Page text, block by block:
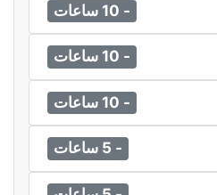
- 10 ساعات
- 10 ساعات
- 10 ساعات
- 5 ساعات